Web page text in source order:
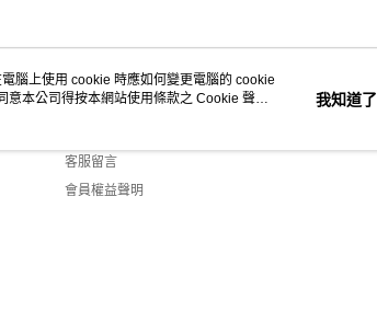
客服資訊
客服留言
會員權益聲明
腦上使用 cookie 時應如何變更電腦的 cookie
意本公司得按本網站使用條款之 Cookie 聲明
我知道了